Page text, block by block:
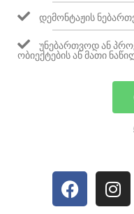
ᲓᲔᲛᲝᲜᲢᲐᲟᲘᲡ
ᲣᲜᲔᲑᲐᲠᲗᲕᲝᲓ ᲐᲜ
ᲝᲑᲘᲔᲥᲢᲔᲑᲘᲡ ᲐᲜ ᲛᲐᲗᲘ